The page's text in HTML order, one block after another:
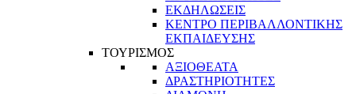
ΕΚΔΗΛΩΣΕΙΣ
ΚΕΝΤΡΟ ΠΕΡΙΒΑΛΛΟΝΤΙΚΗΣ
ΕΚΠΑΙΔΕΥΣΗΣ
ΤΟΥΡΙΣΜΟΣ
ΑΞΙΟΘΕΑΤΑ
ΔΡΑΣΤΗΡΙΟΤΗΤΕΣ